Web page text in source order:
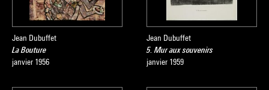
Jean Dubuffet
La Bouture
janvier 1956
Jean Dubuffet
5. Mur aux souvenirs
janvier 1959